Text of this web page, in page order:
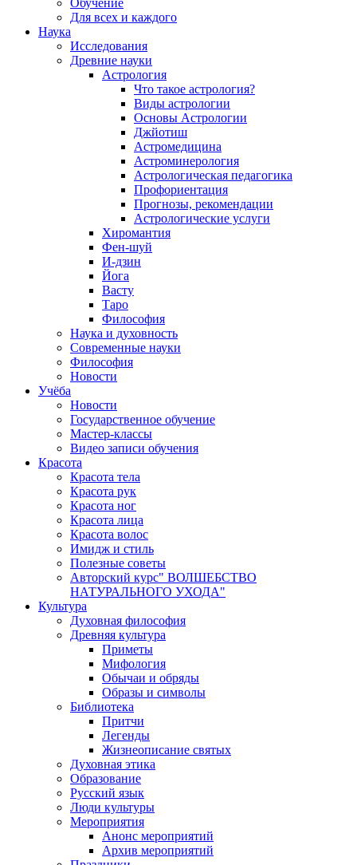
Обучение
Для всех и каждого
Наука
Исследования
Древние науки
Астрология
Что такое астрология?
Виды астрологии
Основы Астрологии
Джйотиш
Астромедицина
Астроминерология
Астрологическая педагогика
Профориентация
Прогнозы, рекомендации
Астрологические услуги
Хиромантия
Фен-шуй
И-дзин
Йога
Васту
Таро
Философия
Наука и духовность
Современные науки
Философия
Новости
Учёба
Новости
Государственное обучение
Мастер-классы
Видео записи обучения
Красота
Красота тела
Красота рук
Красота ног
Красота лица
Красота волос
Имидж и стиль
Полезные советы
Авторский курс" ВОЛШЕБСТВО
НАТУРАЛЬНОГО УХОДА"
Культура
Духовная философия
Древняя культура
Приметы
Мифология
Обычаи и обряды
Образы и символы
Библиотека
Притчи
Легенды
Жизнеописание святых
Духовная этика
Образование
Русский язык
Люди культуры
Мероприятия
Анонс мероприятий
Архив мероприятий